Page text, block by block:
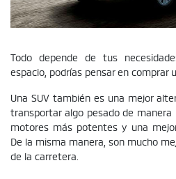
Todo depende de tus
espacio, podrías pensar en comprar
Una SUV también es una mejor
transportar algo pesado de manera
motores más potentes y una
De la misma manera, son mucho
de la carretera.